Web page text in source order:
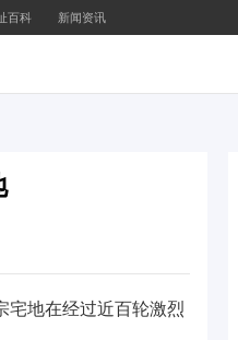
百科 新闻资讯
宅地在经过近百轮激烈